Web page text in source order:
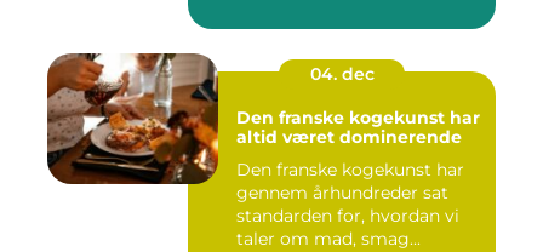
04. dec
Den franske kogekunst har
altid været dominerende
Den franske kogekunst har
gennem århundreder sat
standarden for, hvordan vi
taler om mad, smag...